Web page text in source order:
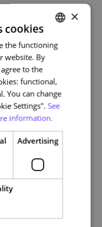
ainda que
(browser) para
distância.
Reflectem
de pessoas que
nos numa
PORTUGUESE
ENGLISH
×
cookies
the functioning
website. By
to the
functional,
You can change
Settings". See
information.
Advertising